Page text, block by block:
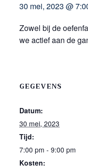
30 mei, 2023 @
Zowel bij de
we actief aan de
GEGEVENS
Datum:
30 mei, 2023
Tijd:
7:00 pm - 9:00 pm
Kosten: